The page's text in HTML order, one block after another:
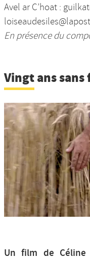
Avel ar C’hoat :
En présence du
Vingt ans sans
Un film de Céline